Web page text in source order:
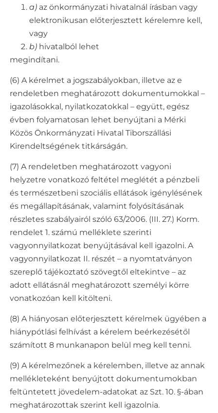
a) az önkormányzati hivatalnál írásban vagy
elektronikusan előterjesztett kérelemre kell,
vagy
b) hivatalból lehet
megindítani.
(6) A kérelmet a jogszabályokban, illetve az e
rendeletben meghatározott dokumentumokkal –
igazolásokkal, nyilatkozatokkal – együtt, egész
évben folyamatosan lehet benyújtani a Mérki
Közös Önkormányzati Hivatal Tiborszállási
Kirendeltségének titkárságán.
(7) A rendeletben meghatározott vagyoni
helyzetre vonatkozó feltétel meglétét a pénzbeli
és természetbeni szociális ellátások igénylésének
és megállapításának, valamint folyósításának
részletes szabályairól szóló 63/2006. (III. 27.) Korm.
rendelet 1. számú melléklete szerinti
vagyonnyilatkozat benyújtásával kell igazolni. A
vagyonnyilatkozat II. részét – a nyomtatványon
szereplő tájékoztató szövegtől eltekintve – az
adott ellátásnál meghatározott személyi körre
vonatkozóan kell kitölteni.
(8) A hiányosan előterjesztett kérelmek ügyében a
hiánypótlási felhívást a kérelem beérkezésétől
számított 8 munkanapon belül meg kell tenni.
(9) A kérelmezőnek a kérelemben, illetve az annak
mellékleteként benyújtott dokumentumokban
feltüntetett jövedelem-adatokat az Szt. 10. §-ában
meghatározottak szerint kell igazolnia.